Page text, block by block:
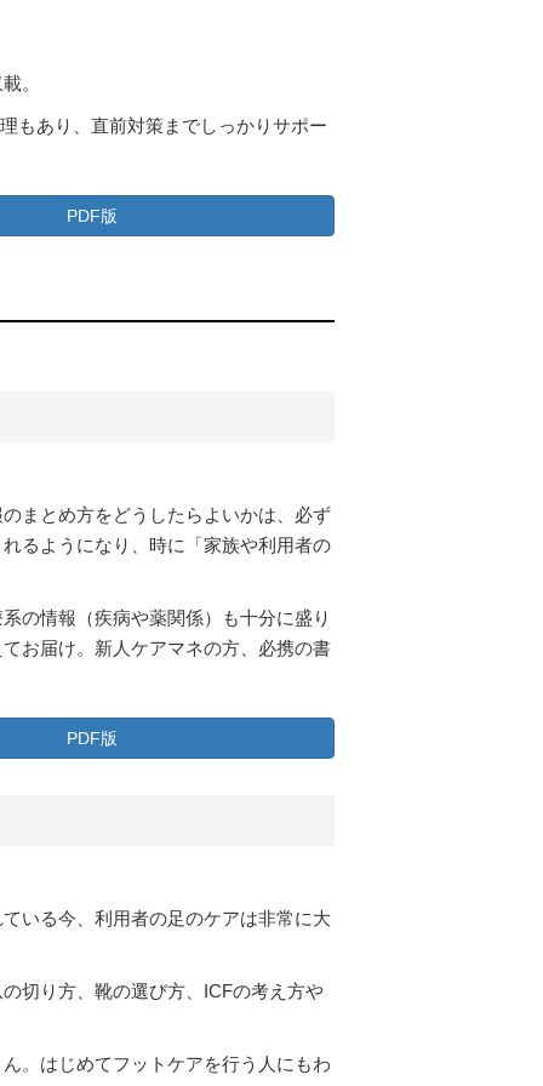
。
もあり、直前対策までしっかりサポー
PDF版
まとめ方をどうしたらよいかは、必ず
るようになり、時に「家族や利用者の
の情報（疾病や薬関係）も十分に盛り
お届け。新人ケアマネの方、必携の書
PDF版
いる今、利用者の足のケアは非常に大
切り方、靴の選び方、ICFの考え方や
。はじめてフットケアを行う人にもわ